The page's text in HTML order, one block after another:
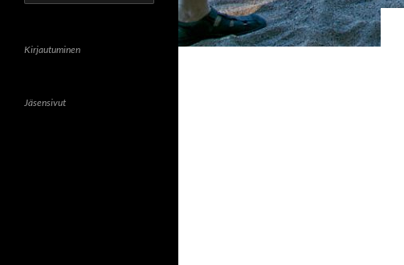
Kirjautuminen
Jäsensivut